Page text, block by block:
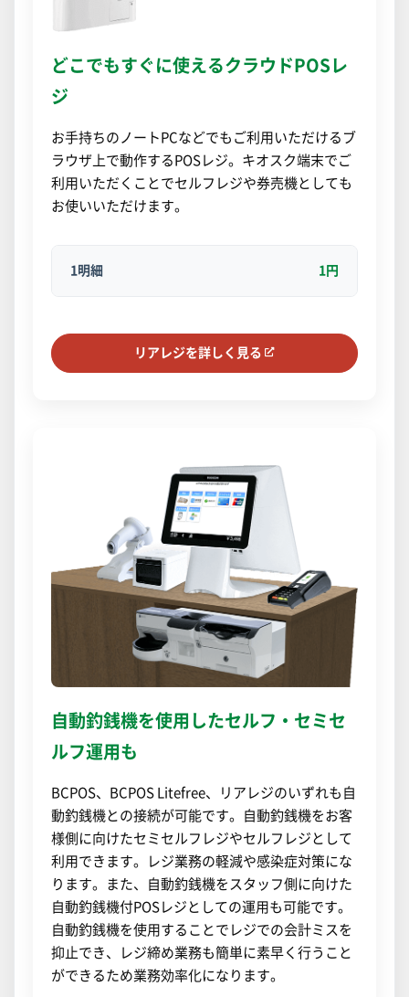
どこでもすぐに使えるクラウドPOSレ
ジ
お手持ちのノートPCなどでもご利用いただけるブ
ラウザ上で動作するPOSレジ。キオスク端末でご
利用いただくことでセルフレジや券売機としても
お使いいただけます。
1明細 1円
リアレジを詳しく見る
自動釣銭機を使用したセルフ・セミセ
ルフ運用も
BCPOS、BCPOS Litefree、リアレジのいずれも自
動釣銭機との接続が可能です。自動釣銭機をお客
様側に向けたセミセルフレジやセルフレジとして
利用できます。レジ業務の軽減や感染症対策にな
ります。また、自動釣銭機をスタッフ側に向けた
自動釣銭機付POSレジとしての運用も可能です。
自動釣銭機を使用することでレジでの会計ミスを
抑止でき、レジ締め業務も簡単に素早く行うこと
ができるため業務効率化になります。